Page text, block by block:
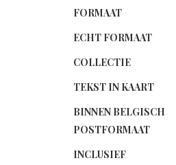
FORMAAT
ECHT FORMAAT
COLLECTIE
TEKST IN KAART
BINNEN BELGISCH
POSTFORMAAT
INCLUSIEF